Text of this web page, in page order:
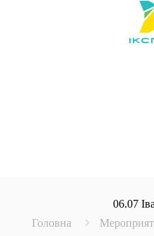
06.07
Головна